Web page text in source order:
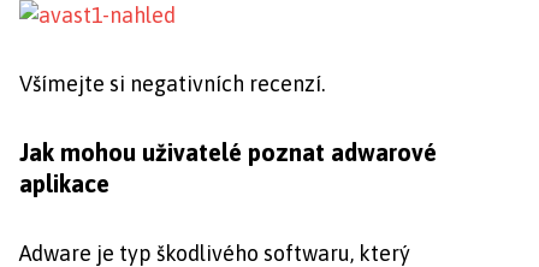
Všímejte si negativních recenzí.
Jak mohou uživatelé poznat adwarové
aplikace
Adware je typ škodlivého softwaru, který